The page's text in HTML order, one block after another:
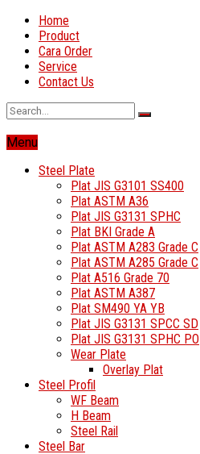
Home
Product
Cara Order
Service
Contact Us
Menu
Steel Plate
Plat JIS G3101 SS400
Plat ASTM A36
Plat JIS G3131 SPHC
Plat BKI Grade A
Plat ASTM A283 Grade C
Plat ASTM A285 Grade C
Plat A516 Grade 70
Plat ASTM A387
Plat SM490 YA YB
Plat JIS G3131 SPCC SD
Plat JIS G3131 SPHC PO
Wear Plate
Overlay Plat
Steel Profil
WF Beam
H Beam
Steel Rail
Steel Bar